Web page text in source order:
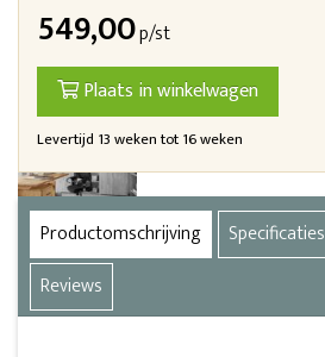
549,00p/st
Plaats in winkelwagen
Levertijd 13 weken tot 16 weken
Productomschrijving Specificaties
Reviews